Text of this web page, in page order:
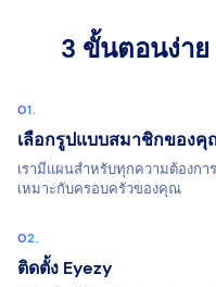
3 ขั้นตอนง่าย
เลือกรูปแบบสมาชิกของ
เรามีแผนสำหรับทุกความต้องก
เหมาะกับครอบครัวของคุณ
ติดตั้ง Eyezy